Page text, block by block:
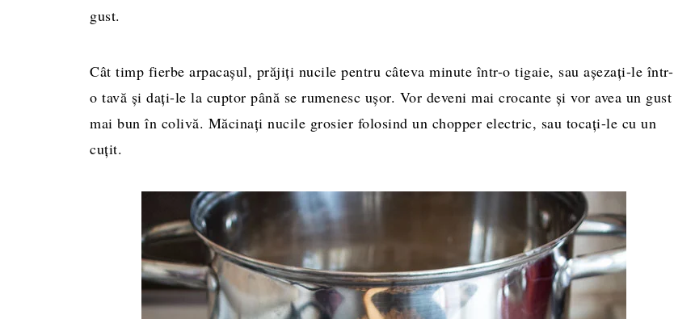
gust.
Cât timp fierbe arpacașul, prăjiți nucile pentru câteva minute într-o tigaie, sau așezați-le într-
o tavă și dați-le la cuptor până se rumenesc ușor. Vor deveni mai crocante și vor avea un gust
mai bun în colivă. Măcinați nucile grosier folosind un chopper electric, sau tocați-le cu un
cuțit.